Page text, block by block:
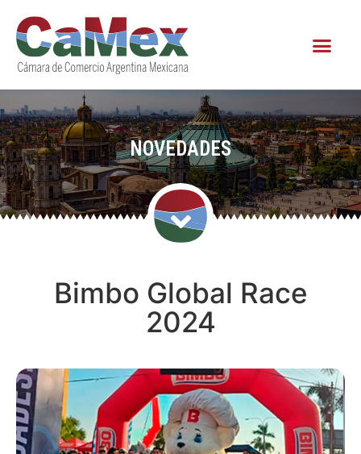
NOVEDADES
Bimbo Global Race
2024